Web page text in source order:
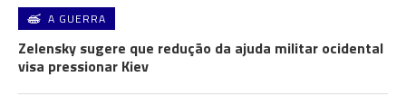
A GUERRA
Zelensky sugere que redução da ajuda militar ocidental
visa pressionar Kiev